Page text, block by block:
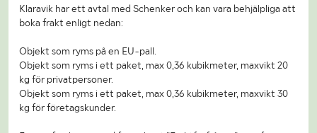
Klaravik har ett avtal med Schenker och kan vara behjälpliga att
boka frakt enligt nedan:
Objekt som ryms på en EU-pall.
Objekt som ryms i ett paket, max 0,36 kubikmeter, maxvikt 20
kg för privatpersoner.
Objekt som ryms i ett paket, max 0,36 kubikmeter, maxvikt 30
kg för företagskunder.